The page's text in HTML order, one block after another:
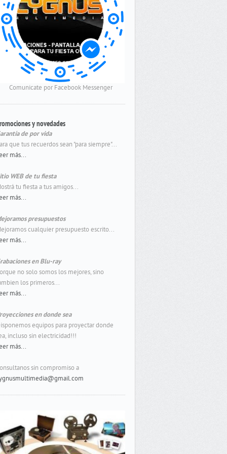
Comunicate por Facebook Messenger
y novedades
de por vida
que tus recuerdos sean "para siempre"...
más...
WEB de tu fiesta
tu fiesta a tus amigos...
más...
presupuestos
cualquier presupuesto escrito...
más...
en Blu-ray
no solo somos los mejores, sino
los primeros...
más...
en donde sea
equipos para proyectar donde
incluso sin electricidad!!!
más...
sin compromiso a